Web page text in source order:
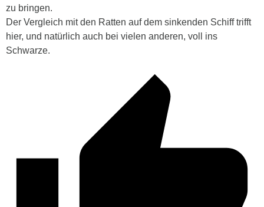
zu bringen.
Der Vergleich mit den Ratten auf dem sinkenden Schiff trifft
hier, und natürlich auch bei vielen anderen, voll ins
Schwarze.